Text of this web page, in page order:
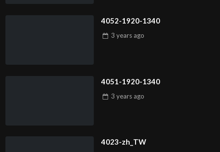
4052-1920-1340
3 years ago
4051-1920-1340
3 years ago
4023-zh_TW